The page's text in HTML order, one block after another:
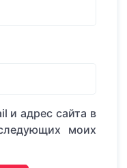
и адрес сайта в
моих